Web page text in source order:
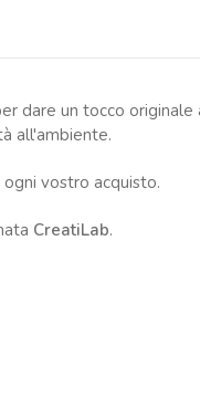
dare un tocco originale
all'ambiente.
vostro acquisto.
CreatiLab.